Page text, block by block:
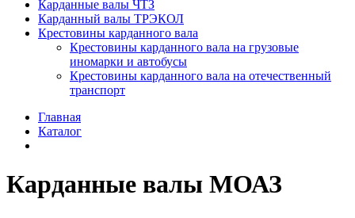
Карданные валы ЧТЗ
Карданный валы ТРЭКОЛ
Крестовины карданного вала
Крестовины карданного вала на грузовые
иномарки и автобусы
Крестовины карданного вала на отечественный
транспорт
Главная
Каталог
Карданные валы МОАЗ